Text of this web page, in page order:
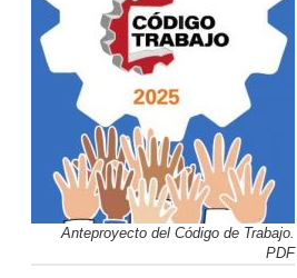
Anteproyecto del Código de Trabajo.
PDF